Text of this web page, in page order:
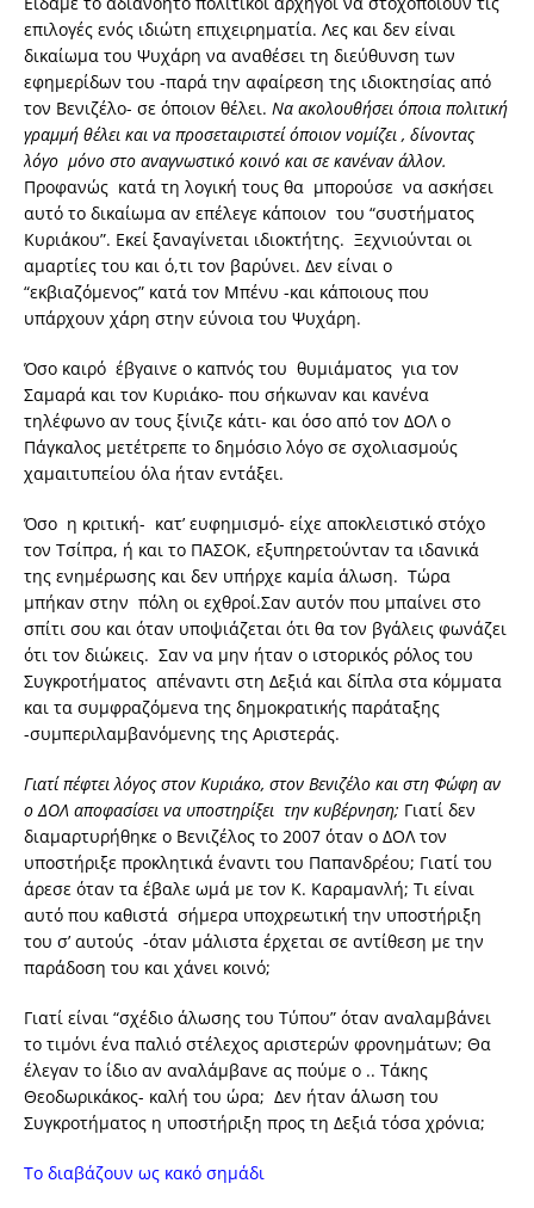
επιλογές ενός ιδιώτη επιχειρηματία. Λες και δεν είναι
δικαίωμα του Ψυχάρη να αναθέσει τη διεύθυνση των
εφημερίδων του -παρά την αφαίρεση της ιδιοκτησίας από
τον Βενιζέλο- σε όποιον θέλει. Να ακολουθήσει όποια πολιτική
γραμμή θέλει και να προσεταιριστεί όποιον νομίζει , δίνοντας
λόγο μόνο στο αναγνωστικό κοινό και σε κανέναν άλλον.
Προφανώς κατά τη λογική τους θα μπορούσε να ασκήσει
αυτό το δικαίωμα αν επέλεγε κάποιον του “συστήματος
Κυριάκου”. Εκεί ξαναγίνεται ιδιοκτήτης. Ξεχνιούνται οι
αμαρτίες του και ό,τι τον βαρύνει. Δεν είναι ο
“εκβιαζόμενος” κατά τον Μπένυ -και κάποιους που
υπάρχουν χάρη στην εύνοια του Ψυχάρη.
Όσο καιρό έβγαινε ο καπνός του θυμιάματος για τον
Σαμαρά και τον Κυριάκο- που σήκωναν και κανένα
τηλέφωνο αν τους ξίνιζε κάτι- και όσο από τον ΔΟΛ ο
Πάγκαλος μετέτρεπε το δημόσιο λόγο σε σχολιασμούς
χαμαιτυπείου όλα ήταν εντάξει.
Όσο η κριτική- κατ’ ευφημισμό- είχε αποκλειστικό στόχο
τον Τσίπρα, ή και το ΠΑΣΟΚ, εξυπηρετούνταν τα ιδανικά
της ενημέρωσης και δεν υπήρχε καμία άλωση. Τώρα
μπήκαν στην πόλη οι εχθροί.Σαν αυτόν που μπαίνει στο
σπίτι σου και όταν υποψιάζεται ότι θα τον βγάλεις φωνάζει
ότι τον διώκεις. Σαν να μην ήταν ο ιστορικός ρόλος του
Συγκροτήματος απέναντι στη Δεξιά και δίπλα στα κόμματα
και τα συμφραζόμενα της δημοκρατικής παράταξης
-συμπεριλαμβανόμενης της Αριστεράς.
Γιατί πέφτει λόγος στον Κυριάκο, στον Βενιζέλο και στη Φώφη αν
ο ΔΟΛ αποφασίσει να υποστηρίξει την κυβέρνηση; Γιατί δεν
διαμαρτυρήθηκε ο Βενιζέλος το 2007 όταν ο ΔΟΛ τον
υποστήριξε προκλητικά έναντι του Παπανδρέου; Γιατί του
άρεσε όταν τα έβαλε ωμά με τον Κ. Καραμανλή; Τι είναι
αυτό που καθιστά σήμερα υποχρεωτική την υποστήριξη
του σ’ αυτούς -όταν μάλιστα έρχεται σε αντίθεση με την
παράδοση του και χάνει κοινό;
Γιατί είναι “σχέδιο άλωσης του Τύπου” όταν αναλαμβάνει
το τιμόνι ένα παλιό στέλεχος αριστερών φρονημάτων; Θα
έλεγαν το ίδιο αν αναλάμβανε ας πούμε ο .. Τάκης
Θεοδωρικάκος- καλή του ώρα; Δεν ήταν άλωση του
Συγκροτήματος η υποστήριξη προς τη Δεξιά τόσα χρόνια;
Το διαβάζουν ως κακό σημάδι